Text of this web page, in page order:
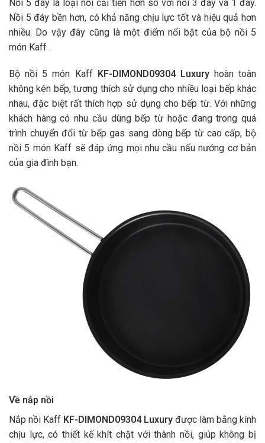
Nồi 5 đáy là loại nồi cải tiến hơn so với nồi 3 đáy và 1 đáy.
Nồi 5 đáy bền hơn, có khả năng chịu lực tốt và hiệu quả hơn
nhiều. Do vậy đây cũng là một điểm nổi bật của bộ nồi 5
món Kaff .
Bộ nồi 5 món Kaff KF-DIMOND09304 Luxuryhoàn toàn
không kén bếp, tương thích sử dụng cho nhiều loại bếp khác
nhau, đặc biệt rất thích hợp sử dụng cho bếp từ. Với những
khách hàng có nhu cầu dùng bếp từ hoặc đang trong quá
trình chuyển đổi từ bếp gas sang dòng bếp từ cao cấp, bộ
nồi 5 món Kaff sẽ đáp ứng mọi nhu cầu nấu nướng cơ bản
của gia đình bạn.
Về nắp nồi
Nắp nồi Kaff KF-DIMOND09304 Luxury được làm bằng kính
chịu lực, có thiết kế khít chặt với thành nồi, giúp không bị